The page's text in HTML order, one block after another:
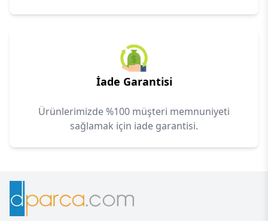
İade Garantisi
Ürünlerimizde %100 müşteri memnuniyeti
sağlamak için iade garantisi.